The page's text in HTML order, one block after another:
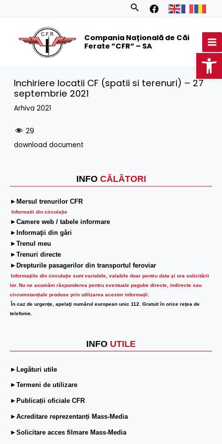
Search
Compania Națională de Căi
Ferate ”CFR” – SA
INFO CĂLĂTORI
►Mersul trenurilor CFR
Informatii din circulaţie
►Camere web / tabele informare
►Informaţii din gări
►Trenul meu
►Trenuri directe
►Drepturile pasagerilor din transportul feroviar
Informaţiile din circulaţie sunt variabile, valabile doar pentru data şi ora solicitării
lor. Nu ne asumăm răspunderea pentru eventuale pagube directe, indirecte sau
circumstanțiale produse prin utilizarea acestor informații.
În caz de urgenţe, apelaţi numărul european unic 112. Gratuit în orice reţea de
telefonie.
INFO UTILE
►Legături utile
►Termeni de utilizare
►Publicații oficiale CFR
►Acreditare reprezentanți Mass-Media
►Solicitare acces filmare Mass-Media
Inchiriere locatii CF (spatii si terenuri) – 27
septembrie 2021
Arhiva 2021
29
download document